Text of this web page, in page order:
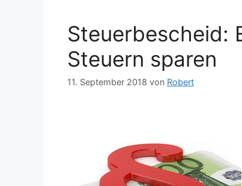
Steuerbescheid:
Steuern sparen
11. September 2018 von Robert